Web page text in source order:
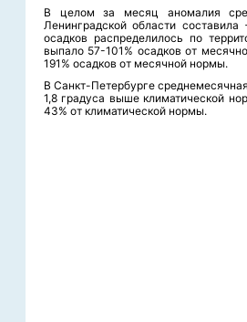
В целом за месяц аномалия
Ленинградской области
осадков распределилось по
выпало 57-101% осадков от
191% осадков от месячной нормы.
В Санкт-Петербурге
1,8 градуса выше климатической
43% от климатической нормы.